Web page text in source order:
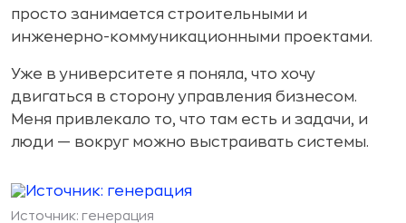
просто занимается строительными и
инженерно-коммуникационными проектами.
Уже в университете я поняла, что хочу
двигаться в сторону управления бизнесом.
Меня привлекало то, что там есть и задачи, и
люди — вокруг можно выстраивать системы.
Источник: генерация